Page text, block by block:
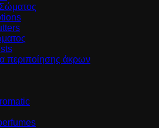
περιποίησης άκρων